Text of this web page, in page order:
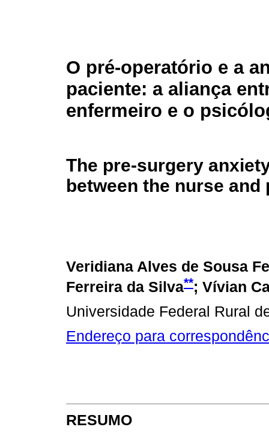
O pré-operatório e a
paciente: a aliança
enfermeiro e o
The pre-surgery
between the nurse
Veridiana Alves de Sousa
Ferreira da Silva**; Vívian
Universidade Federal Rural
Endereço para
RESUMO